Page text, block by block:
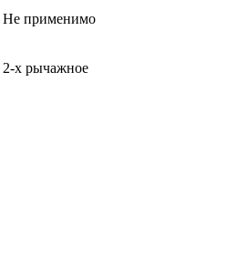
Не применимо
2-х рычажное